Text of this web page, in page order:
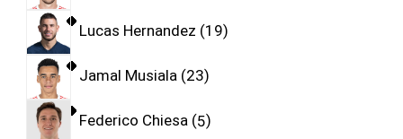
Lucas Hernandez 19
Jamal Musiala 23
Federico Chiesa 5